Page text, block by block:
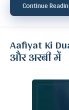
Continue
Aafiyat Ki
और अरबी में